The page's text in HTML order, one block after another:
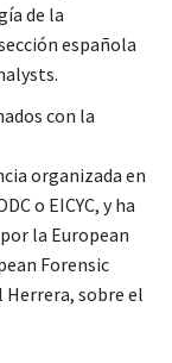
de la
española
con la
organizada en
o EICYC, y ha
la European
Forensic
Herrera, sobre el